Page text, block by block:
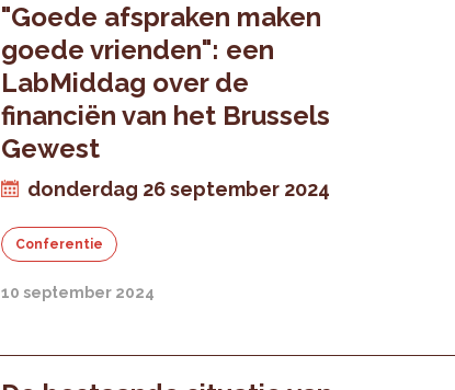
"Goede afspraken maken
goede vrienden": een
LabMiddag over de
financiën van het Brussels
Gewest
donderdag 26 september 2024
Conferentie
10 september 2024